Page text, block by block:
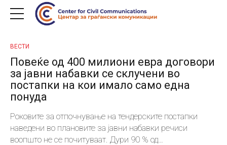
ВЕСТИ
Повеќе од 400 милиони евра договори
за јавни набавки се склучени во
постапки на кои имало само една
понуда
Роковите за отпочнување на тендерските постапки
наведени во плановите за јавни набавки речиси
воопшто не се почитуваат. Дури 90 % од